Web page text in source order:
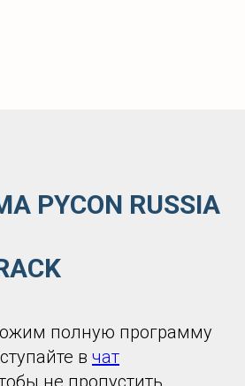
PYCON RUSSIA
полную программу
в чат